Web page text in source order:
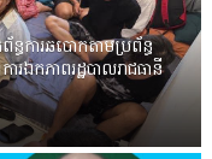
ការឆបោកតាមប្រព័ន្ធ
រឯកភាពរដ្ឋបាលរាជធានី